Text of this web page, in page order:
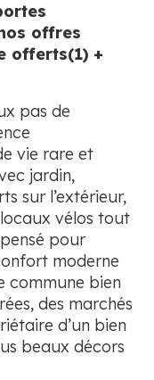
offres
offerts(1) +
pas de
vie rare et
jardin,
sur l’extérieur,
vélos tout
pour
moderne
commune bien
des marchés
d’un bien
beaux décors